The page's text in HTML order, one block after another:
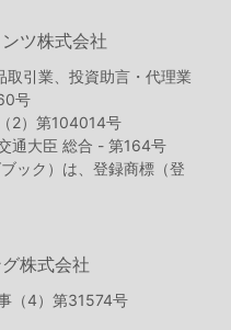
ツ株式会社
引業、投資助言・代理業
号
2）第104014号
通大臣 総合 - 第164号
ック）は、登録商標（登
株式会社
（4）第31574号